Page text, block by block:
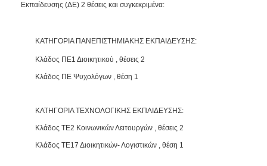
ΑΝΘΕΚΤΙΚΗ
Εκπαίδευσης (ΔΕ) 2 θέσεις και συγκεκριμένα:
ΚΑΤΗΓΟΡΙΑ ΠΑΝΕΠΙΣΤΗΜΙΑΚΗΣ ΕΚΠΑΙΔΕΥΣΗΣ:
Κλάδος ΠΕ1 Διοικητικού , θέσεις 2
Κλάδος ΠΕ Ψυχολόγων , θέση 1
ΚΑΤΗΓΟΡΙΑ ΤΕΧΝΟΛΟΓΙΚΗΣ ΕΚΠΑΙΔΕΥΣΗΣ:
Κλάδος ΤΕ2 Κοινωνικών Λειτουργών , θέσεις 2
Κλάδος ΤΕ17 Διοικητικών- Λογιστικών , θέση 1